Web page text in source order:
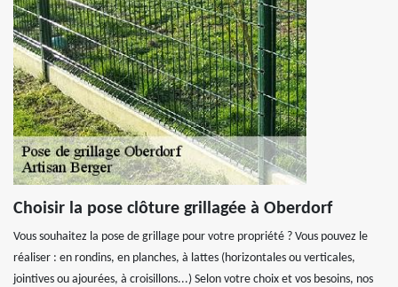
Choisir la pose clôture grillagée à Oberdorf
Vous souhaitez la pose de grillage pour votre propriété ? Vous pouvez le
réaliser : en rondins, en planches, à lattes (horizontales ou verticales,
jointives ou ajourées, à croisillons...) Selon votre choix et vos besoins, nos